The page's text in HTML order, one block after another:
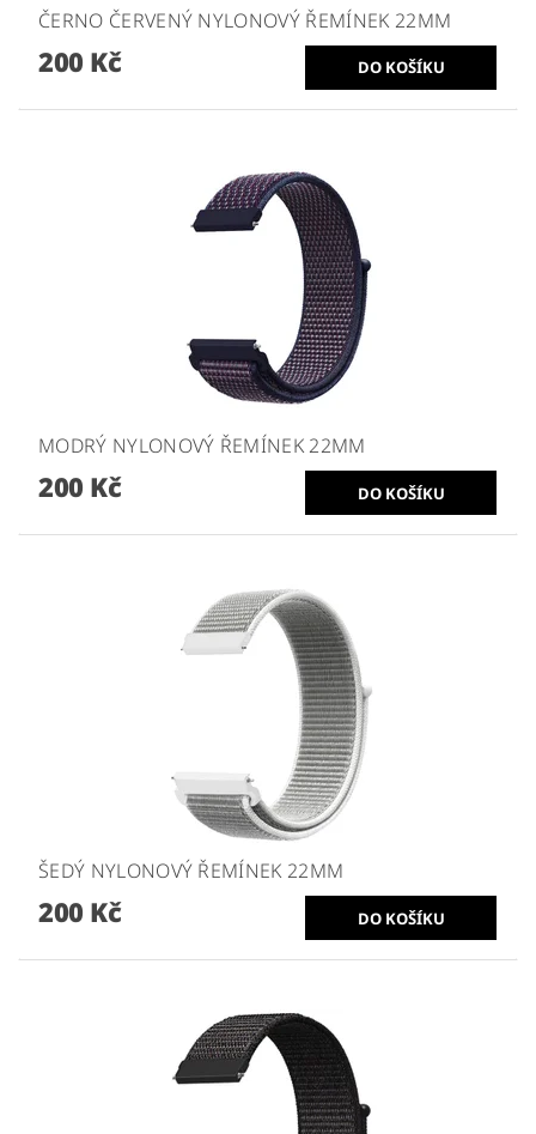
ČERNO ČERVENÝ NYLONOVÝ ŘEMÍNEK 22MM
200 Kč
MODRÝ NYLONOVÝ ŘEMÍNEK 22MM
200 Kč
ŠEDÝ NYLONOVÝ ŘEMÍNEK 22MM
200 Kč